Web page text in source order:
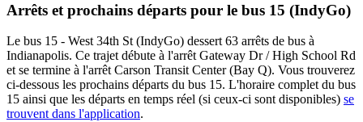
Arrêts et prochains départs pour le bus 15 (IndyGo)
Le bus 15 - West 34th St (IndyGo) dessert 63 arrêts de bus à
Indianapolis. Ce trajet débute à l'arrêt Gateway Dr / High School Rd
et se termine à l'arrêt Carson Transit Center (Bay Q). Vous trouverez
ci-dessous les prochains départs du bus 15. L'horaire complet du bus
15 ainsi que les départs en temps réel (si ceux-ci sont disponibles) se
trouvent dans l'application.